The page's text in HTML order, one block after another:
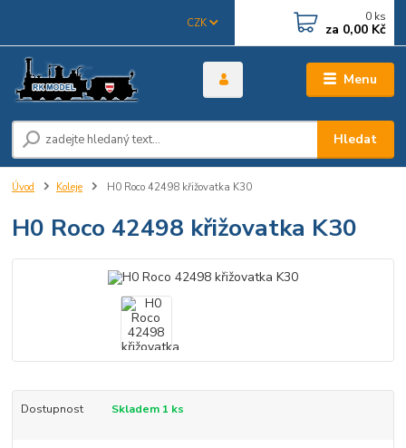
Menu
CZK
Hledat
0 ks
za 0,00 Kč
Úvod Koleje H0 Roco 42498 křižovatka K30
H0 Roco 42498 křižovatka K30
Dostupnost Skladem 1 ks